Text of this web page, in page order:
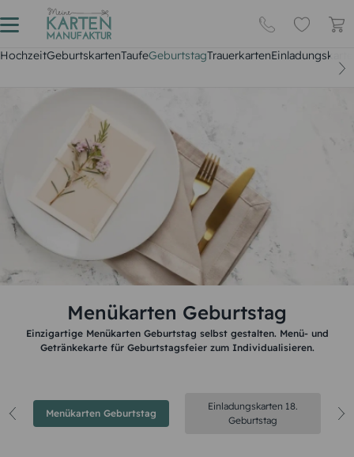
HochzeitGeburtskartenTaufeGeburtstagTrauerkarten
Menükarten Geburtstag
Einzigartige Menükarten Geburtstag selbst gestalten. Menü- und
Getränkekarte für Geburtstagsfeier zum Individualisieren.
Menükarten Geburtstag
Einladungskarten 18.
Geburtstag